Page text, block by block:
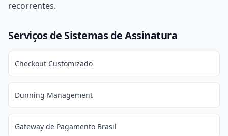
recorrentes.
Serviços de Sistemas de Assinatura
Checkout Customizado
Dunning Management
Gateway de Pagamento Brasil